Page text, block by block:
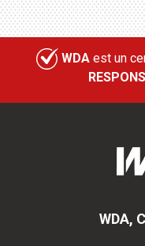
WDA est un
WDA,